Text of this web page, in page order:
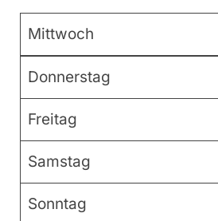
Mittwoch
Donnerstag
Freitag
Samstag
Sonntag